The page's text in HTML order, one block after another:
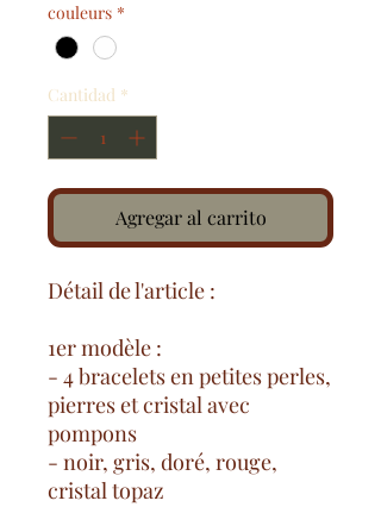
couleurs *
Cantidad *
Agregar al carrito
Détail de l'article :
1er modèle :
- 4 bracelets en petites perles,
pierres et cristal avec
pompons
- noir, gris, doré, rouge,
cristal topaz